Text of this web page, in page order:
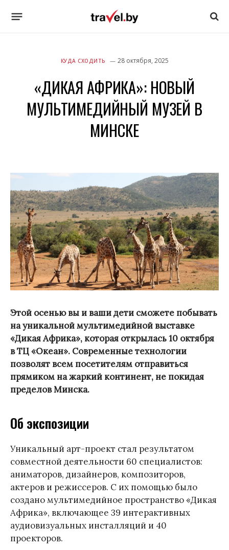
КУДА СХОДИТЬ 28 октября, 2025
«ДИКАЯ АФРИКА»: НОВЫЙ
МУЛЬТИМЕДИЙНЫЙ МУЗЕЙ В
МИНСКЕ
Этой осенью вы и ваши дети сможете побывать
на уникальной мультимедийной выставке
«Дикая Африка», которая открылась 10 октября
в ТЦ «Океан». Современные технологии
позволят всем посетителям отправиться
прямиком на жаркий континент, не покидая
пределов Минска.
Об экспозиции
Уникальный арт-проект стал результатом
совместной деятельности 60 специалистов:
аниматоров, дизайнеров, композиторов,
актеров и режиссеров. С их помощью было
создано мультимедийное пространство «Дикая
Африка», включающее 39 интерактивных
аудиовизуальных инсталляций и 40
проекторов.